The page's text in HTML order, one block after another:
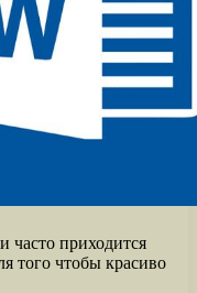
часто приходится
того чтобы красиво